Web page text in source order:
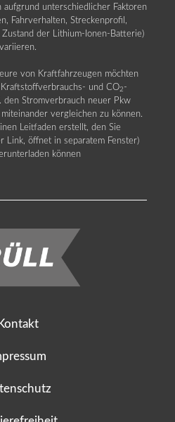
aufgrund unterschiedlicher Faktoren
Fahrverhalten, Streckenprofil,
Zustand der Lithium-Ionen-Batterie)
variieren.
von Kraftfahrzeugen möchten
Kraftstoffverbrauchs- und CO2 -
den Stromverbrauch neuer Pkw
vergleichen zu können.
Leitfaden erstellt, den Sie
Link, öffnet in separatem Fenster)
können
Kontakt